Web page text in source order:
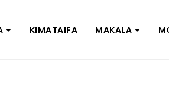
KIMATAIFA MAKALA